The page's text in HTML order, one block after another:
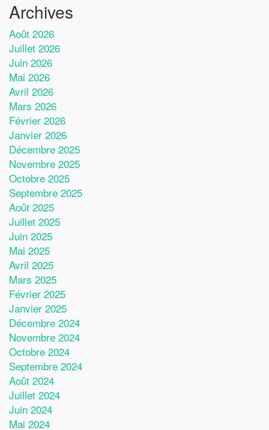
Archives
Août 2026
Juillet 2026
Juin 2026
Mai 2026
Avril 2026
Mars 2026
Février 2026
Janvier 2026
Décembre 2025
Novembre 2025
Octobre 2025
Septembre 2025
Août 2025
Juillet 2025
Juin 2025
Mai 2025
Avril 2025
Mars 2025
Février 2025
Janvier 2025
Décembre 2024
Novembre 2024
Octobre 2024
Septembre 2024
Août 2024
Juillet 2024
Juin 2024
Mai 2024